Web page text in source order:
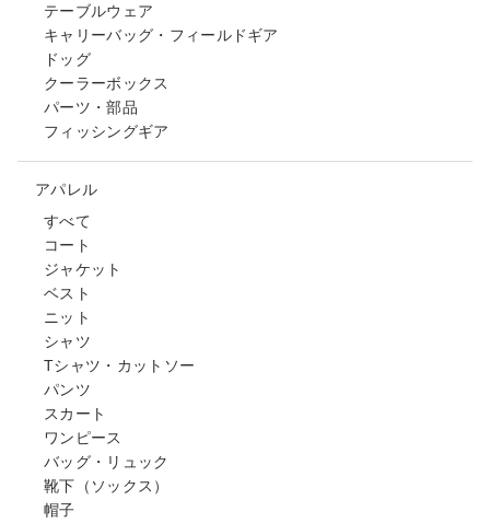
テーブルウェア
キャリーバッグ・フィールドギア
ドッグ
クーラーボックス
パーツ・部品
フィッシングギア
アパレル
すべて
コート
ジャケット
ベスト
ニット
シャツ
Tシャツ・カットソー
パンツ
スカート
ワンピース
バッグ・リュック
靴下（ソックス）
帽子